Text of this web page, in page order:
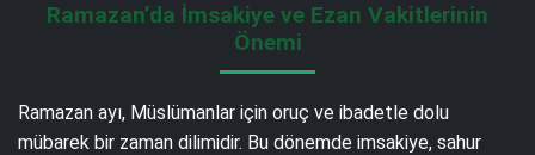
Ramazan’da İmsakiye ve Ezan Vakitlerinin
Önemi
Ramazan ayı, Müslümanlar için oruç ve ibadetle dolu
mübarek bir zaman dilimidir. Bu dönemde imsakiye, sahur